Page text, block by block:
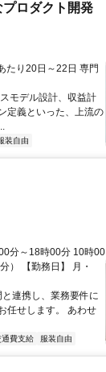
ロダクト開発
たり20日～22日 専門
モデル設計、収益計
定義といった、上流の
装自由
分～18時00分 10時00
） 【勤務日】 月・
連携し、業務要件に
任せします。 あわせ
通費支給 服装自由